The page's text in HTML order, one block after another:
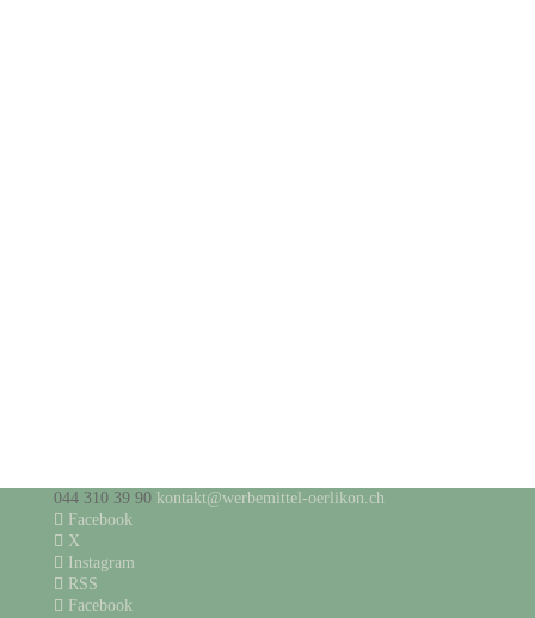
044 310 39 90 kontakt@werbemittel-oerlikon.ch
Facebook
X
Instagram
RSS
Facebook